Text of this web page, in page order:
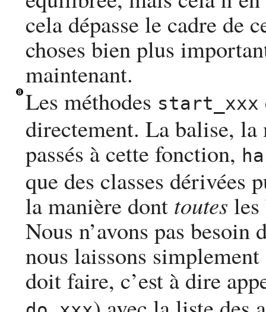
cela dépasse le cadre de
choses bien plus
maintenant.
Les méthodes start_xxx
directement. La balise,
passés à cette fonction,
que des classes dérivées
la manière dont toutes
Nous n’avons pas
nous laissons
doit faire, c’est à dire